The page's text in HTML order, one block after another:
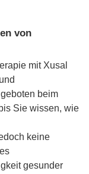
von
mit Xusal
beim
Sie wissen, wie
keine
gesunder